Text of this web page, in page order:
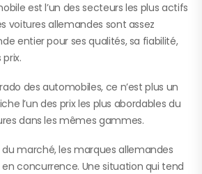
est l’un des secteurs les plus actifs
voitures allemandes sont assez
entier pour ses qualités, sa fiabilité,
des automobiles, ce n’est plus un
l’un des prix les plus abordables du
dans les mêmes gammes.
marché, les marques allemandes
concurrence. Une situation qui tend